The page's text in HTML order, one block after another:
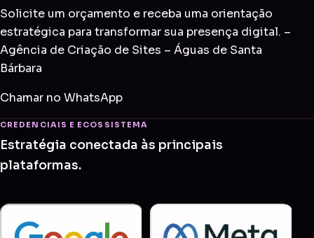
Solicite um orçamento e receba uma orientação
estratégica para transformar sua presença digital. –
Agência de Criação de Sites – Águas de Santa
Bárbara
Chamar no WhatsApp
CREDENCIAIS E ECOSSISTEMA
Estratégia conectada às principais
plataformas.